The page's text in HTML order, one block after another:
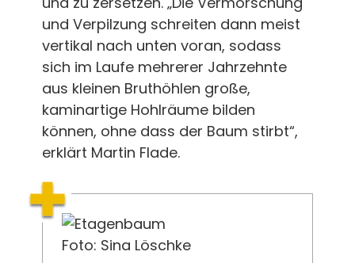
und Verpilzung schreiten dann meist
vertikal nach unten voran, sodass
sich im Laufe mehrerer Jahrzehnte
aus kleinen Bruthöhlen große,
kaminartige Hohlräume bilden
können, ohne dass der Baum stirbt“,
erklärt Martin Flade.
Foto: Sina Löschke